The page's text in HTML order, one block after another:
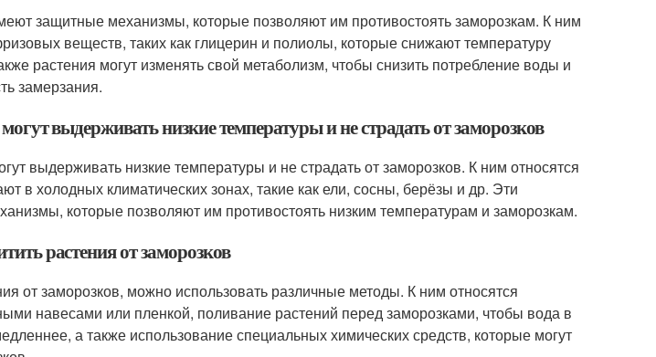
защитные механизмы, которые позволяют им противостоять заморозкам. К ним
веществ, таких как глицерин и полиолы, которые снижают температуру
растения могут изменять свой метаболизм, чтобы снизить потребление воды и
замерзания.
выдерживать низкие температуры и не страдать от заморозков
выдерживать низкие температуры и не страдать от заморозков. К ним относятся
в холодных климатических зонах, такие как ели, сосны, берёзы и др. Эти
которые позволяют им противостоять низким температурам и заморозкам.
растения от заморозков
от заморозков, можно использовать различные методы. К ним относятся
навесами или пленкой, поливание растений перед заморозками, чтобы вода в
а также использование специальных химических средств, которые могут